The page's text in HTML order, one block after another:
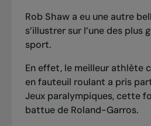
Rob Shaw a eu une autre
s’illustrer sur l’une des plus
sport.
En effet, le meilleur athlète
en fauteuil roulant a pris
Jeux paralympiques, cette
battue de Roland-Garros.